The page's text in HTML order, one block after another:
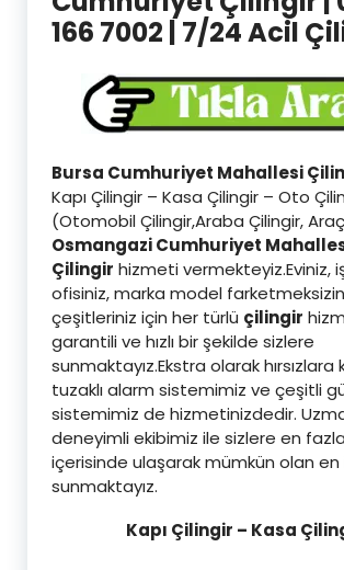
166 7002 | 7/24 Acil
Bursa Cumhuriyet Mahallesi
Kapı Çilingir – Kasa Çilingir – Oto
(Otomobil Çilingir,Araba Çilingir,
OsmangaziCumhuriyet
Çilingir hizmeti vermekteyiz.Eviniz,
ofisiniz, marka model
çeşitleriniz için her türlü çilingir
garantili ve hızlı bir şekilde sizlere
sunmaktayız.Ekstra olarak hırsızlara
tuzaklı alarm sistemimiz ve çeşitli
sistemimiz de hizmetinizdedir.
deneyimli ekibimiz ile sizlere en
içerisinde ulaşarak mümkün olan
sunmaktayız.
Kapı Çilingir – Kasa